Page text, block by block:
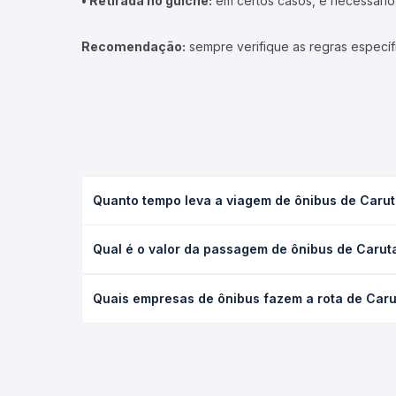
Recomendação: sempre verifique as regras
Quanto tempo leva a viagem de ônibus de
executivo ou leito) e as condições de tráfego. Na
Qual é o valor da passagem de ônibus de
poltrona e a antecedência da compra. Na Quero
Quais empresas de ônibus fazem a rota de